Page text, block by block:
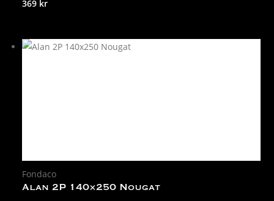
369 kr
Fondaco
Alan 2P 140×250 Nougat